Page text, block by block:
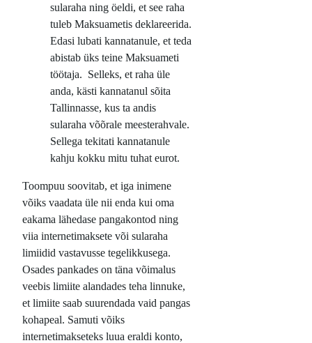
sularaha ning öeldi, et see raha
tuleb Maksuametis deklareerida.
Edasi lubati kannatanule, et teda
abistab üks teine Maksuameti
töötaja. Selleks, et raha üle
anda, kästi kannatanul sõita
Tallinnasse, kus ta andis
sularaha võõrale meesterahvale.
Sellega tekitati kannatanule
kahju kokku mitu tuhat eurot.
Toompuu soovitab, et iga inimene
võiks vaadata üle nii enda kui oma
eakama lähedase pangakontod ning
viia internetimaksete või sularaha
limiidid vastavusse tegelikkusega.
Osades pankades on täna võimalus
veebis limiite alandades teha linnuke,
et limiite saab suurendada vaid pangas
kohapeal. Samuti võiks
internetimakseteks luua eraldi konto,